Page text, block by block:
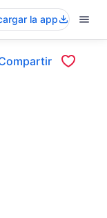
la app